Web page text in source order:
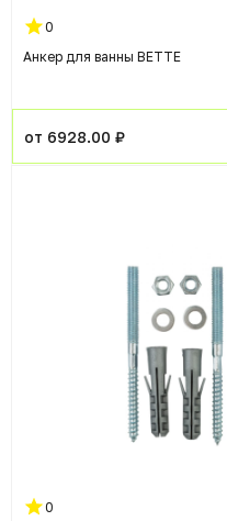
0
Анкер для ванны BETTE
от 6928.00 ₽
0